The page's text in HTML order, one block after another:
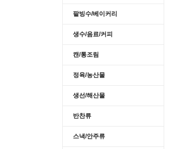
팥빙수/베이커리
생수/음료/커피
캔/통조림
정육/농산물
생선/해산물
반찬류
스낵/안주류